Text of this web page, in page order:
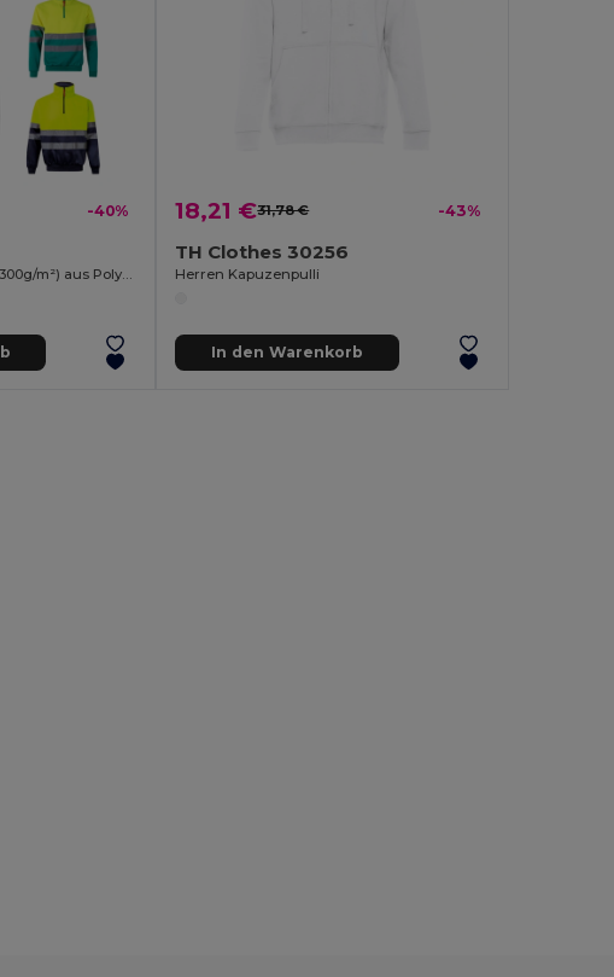
-40%
Zweifarbiges Sweatshirt (300g/m²) aus Polyester-Fleece (100%)
18,21 €31,78 € -43%
TH Clothes 30256
Herren Kapuzenpulli
In den Warenkorb